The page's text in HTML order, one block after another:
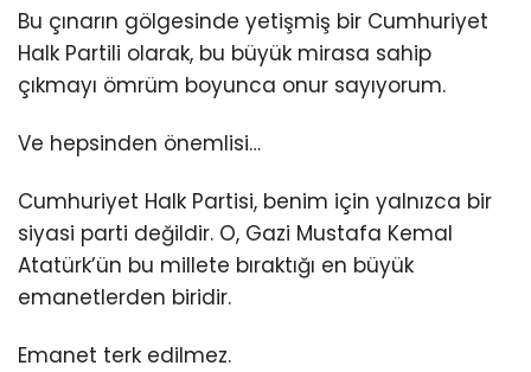
Bu çınarın gölgesinde yetişmiş bir Cumhuriyet
Halk Partili olarak, bu büyük mirasa sahip
çıkmayı ömrüm boyunca onur sayıyorum.
Ve hepsinden önemlisi…
Cumhuriyet Halk Partisi, benim için yalnızca bir
siyasi parti değildir. O, Gazi Mustafa Kemal
Atatürk’ün bu millete bıraktığı en büyük
emanetlerden biridir.
Emanet terk edilmez.